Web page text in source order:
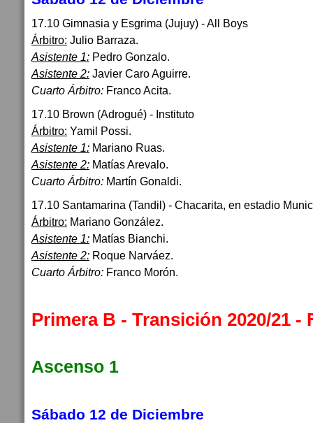
17.10 Gimnasia y Esgrima (Jujuy) - All Boys
Árbitro: Julio Barraza.
Asistente 1: Pedro Gonzalo.
Asistente 2: Javier Caro Aguirre.
Cuarto Árbitro: Franco Acita.
17.10 Brown (Adrogué) - Instituto
Árbitro: Yamil Possi.
Asistente 1: Mariano Ruas.
Asistente 2: Matías Arevalo.
Cuarto Árbitro: Martín Gonaldi.
17.10 Santamarina (Tandil) - Chacarita, en estadio
Árbitro: Mariano González.
Asistente 1: Matías Bianchi.
Asistente 2: Roque Narváez.
Cuarto Árbitro: Franco Morón.
Primera B - Transición 2020/21 -
Ascenso 1
Sábado 12 de Diciembre